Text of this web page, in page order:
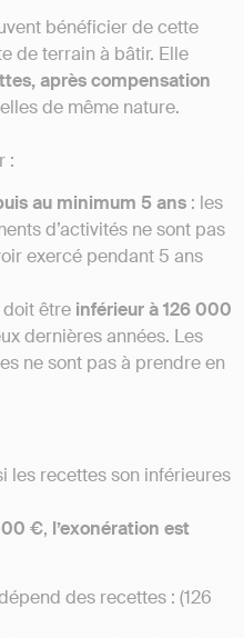
bénéficier de cette
de terrain à bâtir. Elle
après compensation
de même nature.
:
au minimum 5 ans : les
d’activités ne sont pas
exercé pendant 5 ans
être inférieur à 126 000
dernières années. Les
ne sont pas à prendre en
les recettes son inférieures
€, l’exonération est
des recettes : (126